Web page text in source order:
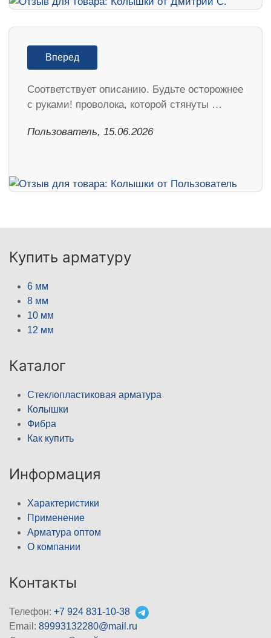
Вперед
Соответствует описанию. Будьте осторожнее
с руками! проволока, которой стянуты …
Пользователь, 15.06.2026
Купить арматуру
6 мм
8 мм
10 мм
12 мм
Каталог
Стеклопластиковая арматура
Колышки
Фибра
Как купить
Информация
Характеристики
Применение
Арматура оптом
О компании
Контакты
Телефон: +7 924 831-10-38
Email: 89993132280@mail.ru